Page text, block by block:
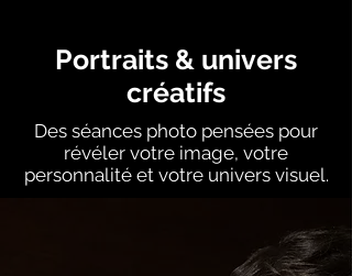
Portraits & univers
créatifs
Des séances photo pensées pour
révéler votre image, votre
personnalité et votre univers visuel.